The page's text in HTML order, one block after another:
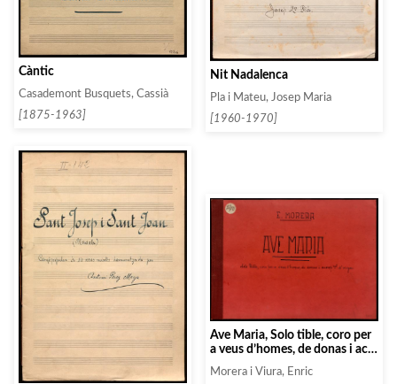
Càntic
Casademont Busquets, Cassià
[1875-1963]
Nit Nadalenca
Pla i Mateu, Josep Maria
[1960-1970]
Ave Maria, Solo tible, coro per
a veus d’homes, de donas i ac
Morera i Viura, Enric